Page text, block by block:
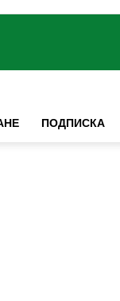
ПОДПИСКА